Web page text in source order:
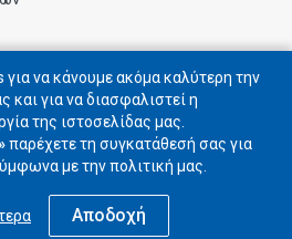
us
μας στα social networks
να κάνουμε ακόμα καλύτερη την
και για να διασφαλιστεί η
της ιστοσελίδας μας.
παρέχετε τη συγκατάθεσή σας για
με την πολιτική μας.
Αποδοχή